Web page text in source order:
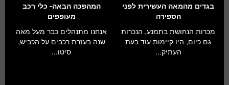
בגדים מהמאה העשירית לפני
הספירה
מכרות הנחושת בתמנע, הנכרות
גם כיום, היו קיימות עוד בעת
העתיק...
המהפכה הבאה- כלי רכב
מעופפים
אנחנו מתנהלים כבר מעל מאה
שנה בעזרת רכבים על הכביש,
סיטו...